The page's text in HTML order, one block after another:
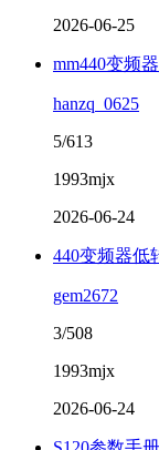
2026-06-25
mm440变频
hanzq_0625
5/613
1993mjx
2026-06-24
​440变频器低
gem2672
3/508
1993mjx
2026-06-24